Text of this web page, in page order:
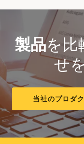
製品を比
せ
当社のプロダ